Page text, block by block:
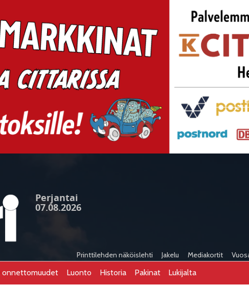
Perjantai
07.08.2026
Printtilehden näköislehti Jakelu Mediakortit
onnettomuudet Luonto Historia Pakinat Lukijalta